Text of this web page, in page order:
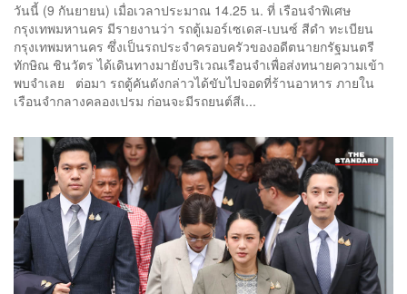
วันนี้ (9 กันยายน) เมื่อเวลาประมาณ 14.25 น. ที่ เรือนจำพิเศษ
กรุงเทพมหานคร มีรายงานว่า รถตู้เมอร์เซเดส-เบนซ์ สีดำ ทะเบียน
กรุงเทพมหานคร ซึ่งเป็นรถประจำครอบครัวของอดีตนายกรัฐมนตรี
ทักษิณ ชินวัตร ได้เดินทางมายังบริเวณเรือนจำเพื่อส่งทนายความเข้า
พบจำเลย ต่อมา รถตู้คันดังกล่าวได้ขับไปจอดที่ร้านอาหาร ภายใน
เรือนจำกลางคลองเปรม ก่อนจะมีรถยนต์สีเ...